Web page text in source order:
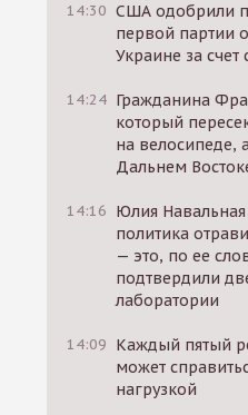
14:30 США одобрили
первой партии
Украине за
14:24 Гражданина
который
на велосипеде,
Дальнем
14:16 Юлия Навальная
политика
— это, по ее
подтвердили
лаборатории
14:09 Каждый пятый
может
нагрузкой